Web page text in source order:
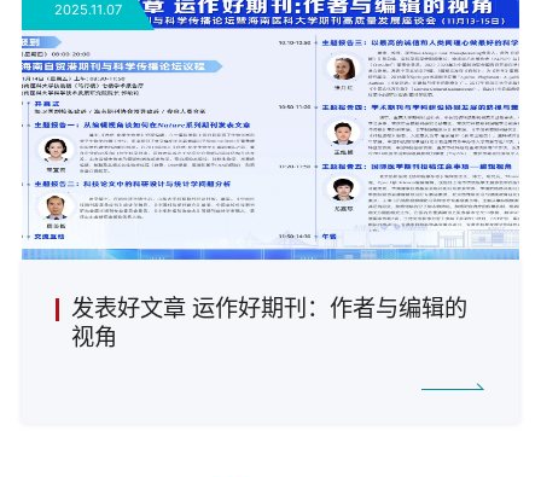
2025.11.07
发表好文章 运作好期刊：作者与编辑的
视角